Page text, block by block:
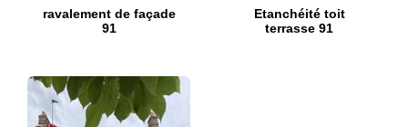
ravalement de façade
91
Etanchéité toit
terrasse 91